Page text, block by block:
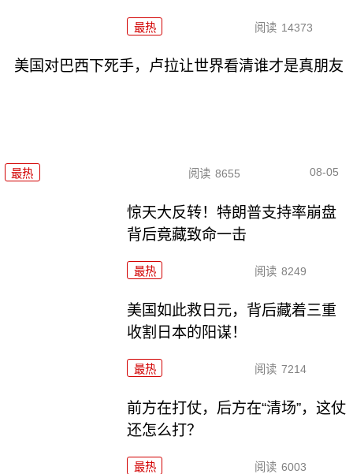
最热 阅读 14373
美国对巴西下死手，卢拉让世界看清谁才是真朋友
最热 阅读 8655 08-05
惊天大反转！特朗普支持率崩盘
背后竟藏致命一击
最热 阅读 8249
美国如此救日元，背后藏着三重
收割日本的阳谋！
最热 阅读 7214
前方在打仗，后方在“清场”，这仗
还怎么打？
最热 阅读 6003